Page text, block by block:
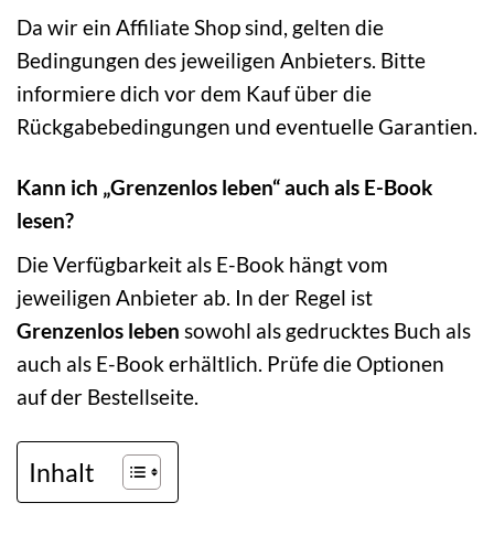
Da wir ein Affiliate Shop sind, gelten die
Bedingungen des jeweiligen Anbieters. Bitte
informiere dich vor dem Kauf über die
Rückgabebedingungen und eventuelle Garantien.
Kann ich „Grenzenlos leben“ auch als E-Book
lesen?
Die Verfügbarkeit als E-Book hängt vom
jeweiligen Anbieter ab. In der Regel ist
Grenzenlos leben sowohl als gedrucktes Buch als
auch als E-Book erhältlich. Prüfe die Optionen
auf der Bestellseite.
Inhalt